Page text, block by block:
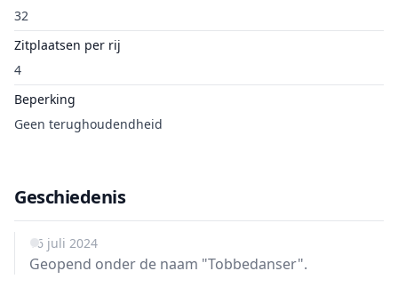
32
Zitplaatsen per rij
4
Beperking
Geen terughoudendheid
Geschiedenis
16 juli 2024
Geopend onder de naam "Tobbedanser".